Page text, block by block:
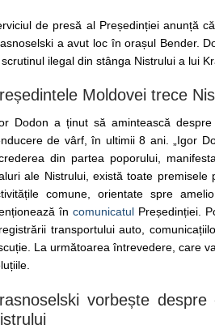
de presă al Președinției anunță
a avut loc în orașul Bender.
ilegal din stânga Nistrului a lui
Moldovei trece
Dodon a ținut să amintească
de vârf, în ultimii 8 ani. „Igor
din partea poporului,
ale Nistrului, există toate
comune, orientate spre
în comunicatul Președinției.
transportului auto,
La următoarea întrevedere, care
vorbește